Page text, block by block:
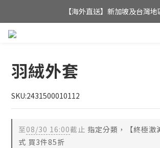
全店滿$350，即可享港澳地區免
【海外直送】新加坡及台灣地
羽絨外套
SKU:2431500010112
至08/30 16:00截止 指定分類，【終極激
式 買3件85折